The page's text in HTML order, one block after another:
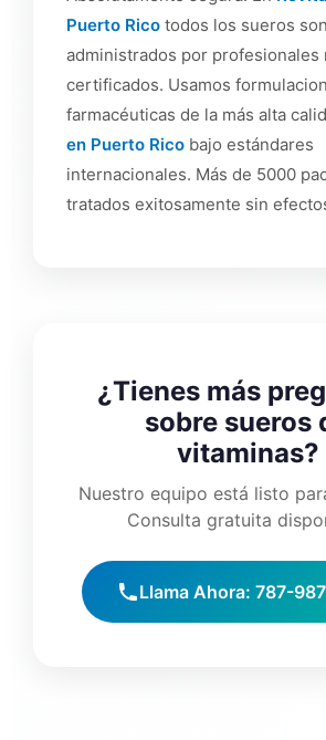
Puerto Rico todos los sueros son
administrados por profesionales
certificados. Usamos
farmacéuticas de la más alta
en Puerto Rico bajo estándares
internacionales. Más de 5000
tratados exitosamente sin
¿Tienes más
sobre sueros
vitaminas?
Nuestro equipo está listo
Consulta gratuita
Llama Ahora: 787-